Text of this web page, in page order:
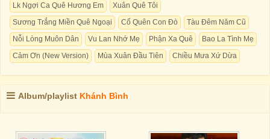
Lk Ngợi Ca Quê Hương Em
Xuân Quê Tôi
Sương Trắng Miền Quê Ngoại
Cố Quên Con Đò
Tàu Đêm Năm Cũ
Nỗi Lòng Muôn Dân
Vu Lan Nhớ Mẹ Phận Xa Quê
Bao La Tình Mẹ
Cảm Ơn (New Version)
Mùa Xuân Đầu Tiên Chiều Mưa Xứ Dừa
Album/playlist Khánh Bình